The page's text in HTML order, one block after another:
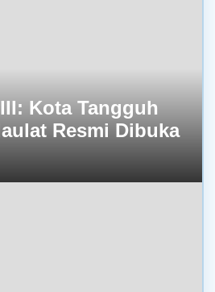
Kota Tangguh
Resmi Dibuka